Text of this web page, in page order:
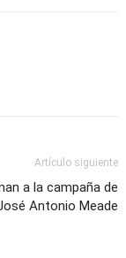
Artículo siguiente
a la campaña de
Antonio Meade